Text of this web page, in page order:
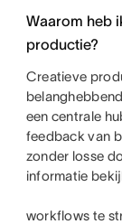
Waarom heb
productie?
Creatieve
een centrale
feedback van
zonder losse
informatie
workflows te